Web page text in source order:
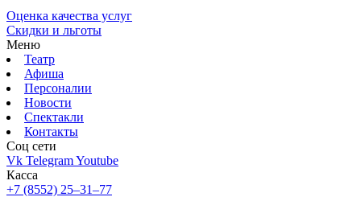
Оценка качества услуг
Скидки и льготы
Меню
Театр
Афиша
Персоналии
Новости
Спектакли
Контакты
Соц cети
Vk TelegramYoutube
Касса
+7 (8552) 25‒31‒77